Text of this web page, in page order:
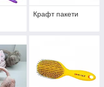
Крафт пакети